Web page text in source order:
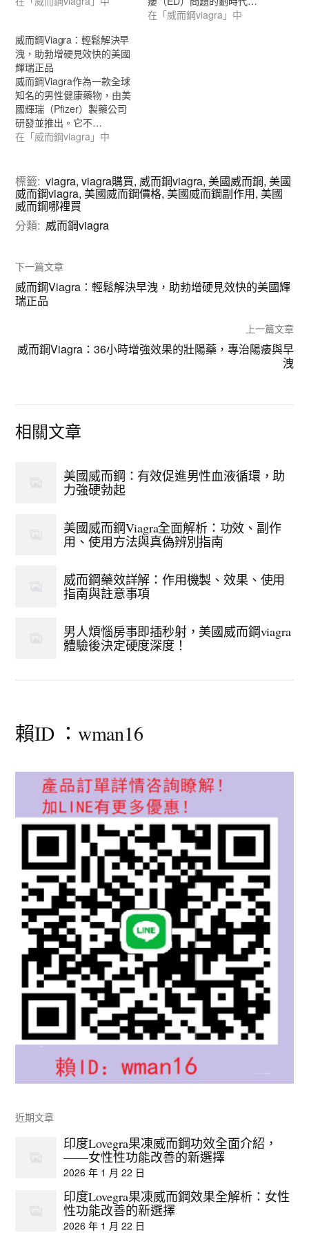
在「威而鋼viagra」中
威而鋼Viagra：輕鬆解決早
洩，助勃增硬見效快的美國
輝瑞正品
威而鋼Viagra作為一款全球
知名的男性健康藥物，由美
國輝瑞（Pfizer）製藥公司
研發並推出。它不…
在「威而鋼viagra」中
標籤: viagra,viagra購買, 威而鋼viagra,美國威而鋼,美國
威而鋼viagra,美國威而鋼價格,美國威而鋼副作用,美國
威而鋼哪裡買
分類: 威而鋼viagra
下一篇文章
威而鋼Viagra：輕鬆解決早洩，助勃增硬見效快的美國輝
瑞正品
上一篇文章
威而鋼Viagra：36小時增強效果的壯陽藥，專治陽痿與早
洩
相關文章
美國威而鋼：有效促進男性血液循環，助
力強硬勃起
美國威而鋼Viagra全面解析：功效、副作
用、使用方法與真偽辨別指南
威而鋼藥效詳解：作用機製、效果、使用
指南與註意事項
男人煩惱房事即插秒射，美國威而鋼viagra
體驗後決定硬度深度！
賴ID ：wman16
近期文章
印度Lovegra果凍威而鋼功效全面介紹，
——女性性功能改善的新選擇
2026 年 1 月 22 日
印度Lovegra果凍威而鋼效果全解析：女性
性功能改善的新選擇
2026 年 1 月 22 日